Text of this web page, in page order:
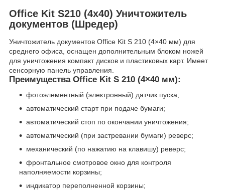
Office Kit S210 (4х40) Уничтожитель
документов (Шредер)
Уничтожитель документов Office Kit S 210 (4×40 мм) для
среднего офиса, оснащен дополнительным блоком ножей
для уничтожения компакт дисков и пластиковых карт. Имеет
сенсорную панель управления.
Преимущества Office Kit S 210 (4×40 мм):
фотоэлементный (электронный) датчик пуска;
автоматический старт при подаче бумаги;
автоматический стоп по окончании уничтожения;
автоматический (при застревании бумаги) реверс;
механический (по нажатию на клавишу) реверс;
фронтальное смотровое окно для контроля
наполняемости корзины;
индикатор переполненной корзины;